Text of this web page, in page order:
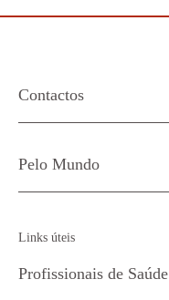
Contactos
Pelo Mundo
Links úteis
Profissionais de Saúde